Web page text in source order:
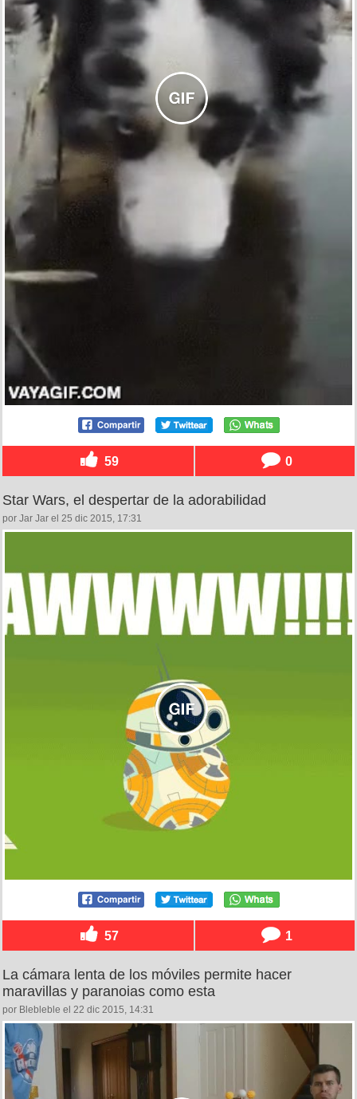
59 0
Star Wars, el despertar de la adorabilidad
por Jar Jar el 25 dic 2015, 17:31
57 1
La cámara lenta de los móviles permite hacer
maravillas y paranoias como esta
por Blebleble el 22 dic 2015, 14:31